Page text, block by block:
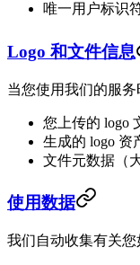
唯一用户标识
Logo 和文件信息
当您使用我们的服务
您上传的 logo
生成的 logo 资
文件元数据（
使用数据
我们自动收集有关您